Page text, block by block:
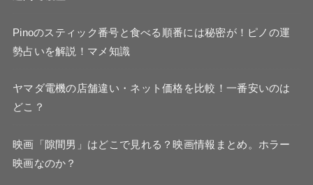
Pinoのスティック番号と食べる順番には秘密が！ピノの運
勢占いを解説！マメ知識
ヤマダ電機の店舗違い・ネット価格を比較！一番安いのは
どこ？
映画「隙間男」はどこで見れる？映画情報まとめ。ホラー
映画なのか？